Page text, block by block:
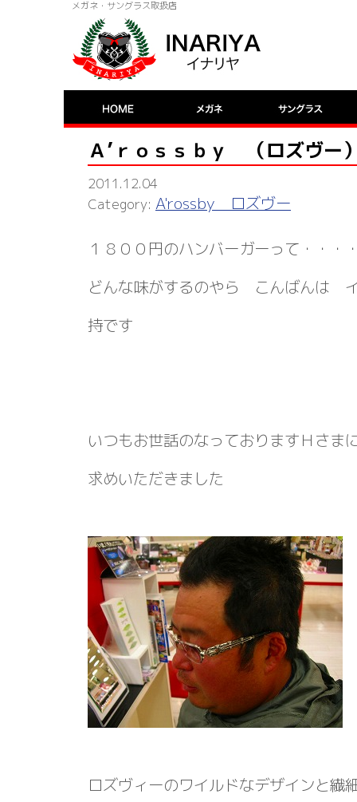
メガネ・サングラス取扱店
Ａ’ｒｏｓｓｂｙ （ロズヴ
2011.12.04
A'rossby ロズヴー
１８００円のハンバーガーって・・・
どんな味がするのやら こんばんは
持です
いつもお世話のなっておりますＨさま
求めいただきました
ロズヴィーのワイルドなデザインと繊